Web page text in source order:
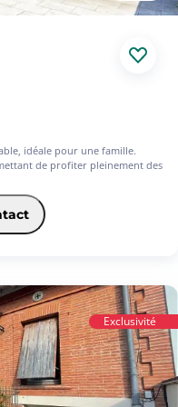
idéale pour une famille.
de profiter pleinement des
séparée, un séjour convivial,
bureau ainsi qu'une salle
Exclusivité